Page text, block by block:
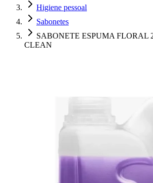
Higiene pessoal
Sabonetes
SABONETE ESPUMA FLORAL
CLEAN